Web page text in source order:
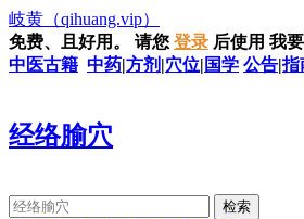
岐黄 （qihuang.vip）
免费、且好用。
请您 登录 后使用 我要
中医古籍 中药|方剂 |穴位| 国学 公告|指
经络腧穴